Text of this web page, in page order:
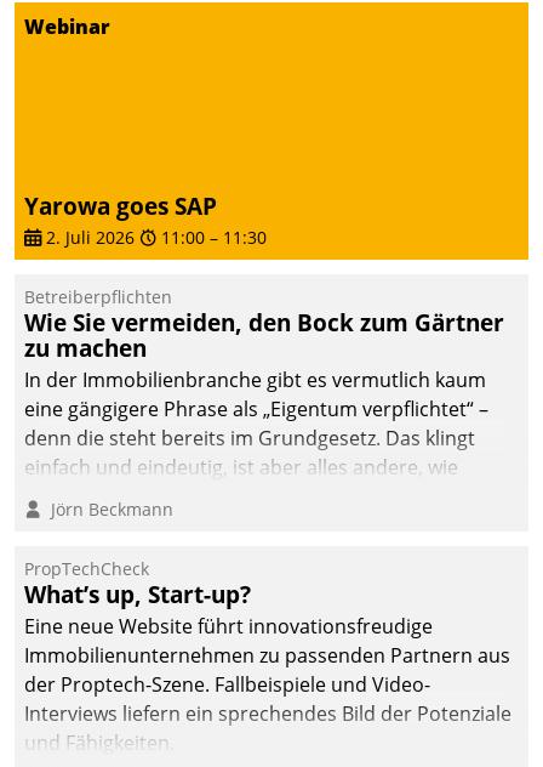
situationsbezogen
passende Fragen und
Mietenden zügiger und
effizienter zu bearbeiten.
Webinar
Yarowa goes SAP
2. Juli 2026 11:00 – 11:30
Betreiberpflichten
Wie Sie vermeiden, den Bock zum Gärtner
zu machen
In der Immobilienbranche gibt es vermutlich kaum
eine gängigere Phrase als „Eigentum verpflichtet“ –
denn die steht bereits im Grundgesetz. Das klingt
einfach und eindeutig, ist aber alles andere, wie
Branchenbeschäftigte wissen. Denn mit der
Verantwortung folgen Verpflichtungen.
Jörn Beckmann
PropTechCheck
What’s up, Start-up?
Eine neue Website führt innovationsfreudige
Immobilienunternehmen zu passenden Partnern aus
der Proptech-Szene. Fallbeispiele und Video-
Interviews liefern ein sprechendes Bild der Potenziale
und Fähigkeiten.